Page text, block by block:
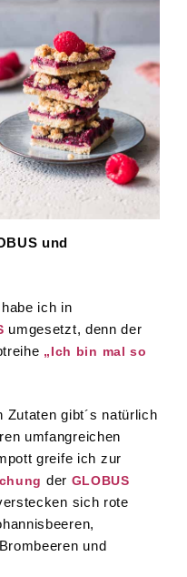
und
ich in
umgesetzt, denn der
„Ich bin mal so
Zutaten gibt´s natürlich
umfangreichen
greife ich zur
der GLOBUS
sich rote
und